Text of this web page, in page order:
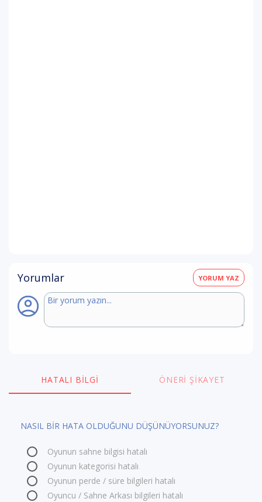
Yorumlar YORUM YAZ
HATALI BILGI ÖNERI ŞIKAYET
NASIL BİR HATA OLDUĞUNU DÜŞÜNÜYORSUNUZ?
Oyunun sahne bilgisi hatalı
Oyunun kategorisi hatalı
Oyunun perde / süre bilgileri hatalı
Oyuncu / Sahne Arkası bilgileri hatalı